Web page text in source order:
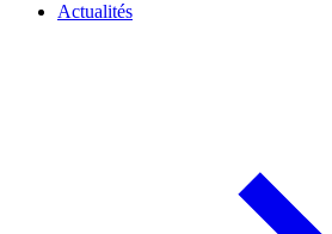
Actualités